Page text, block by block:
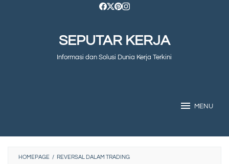
SEPUTAR KERJA
Informasi dan Solusi Dunia Kerja Terkini
MENU
HOMEPAGE / REVERSAL DALAM TRADING